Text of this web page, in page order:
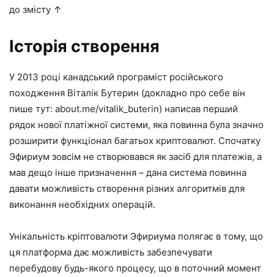
до змісту ↑
Історія створення
У 2013 році канадський програміст російського
походження Віталік Бутерин (докладно про себе він
пише тут: about.me/vitalik_buterin) написав перший
рядок нової платіжної системи, яка повинна була значно
розширити функціонал багатьох криптовалют. Спочатку
Эфириум зовсім не створювався як засіб для платежів, а
мав дещо інше призначення – дана система повинна
давати можливість створення різних алгоритмів для
виконання необхідних операцій.
Унікальність кріптовалюти Эфириума полягає в тому, що
ця платформа дає можливість забезпечувати
перебудову будь-якого процесу, що в поточний момент